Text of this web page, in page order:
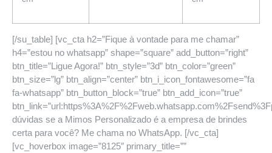
[/su_table] [vc_cta h2=”Fique à vontade para me chamar”
h4=”estou no whatsapp” shape=”square” add_button=”right”
btn_title=”Ligue Agora!” btn_style=”3d” btn_color=”green”
btn_size=”lg” btn_align=”center” btn_i_icon_fontawesome=”fa
fa-whatsapp” btn_button_block=”true” btn_add_icon=”true”
dúvidas se a Mimos Personalizado é a empresa de brindes
certa para você? Me chama no WhatsApp. [/vc_cta]
[vc_hoverbox image=”8125″ primary_title=””